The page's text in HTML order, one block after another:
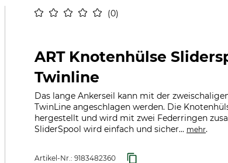
0
ART Knotenhülse
Twinline
Das lange Ankerseil kann mit der
TwinLine angeschlagen werden. Die
hergestellt und wird mit zwei Federringen
SliderSpool wird einfach und sicher... mehr.
Artikel-Nr.: 9183482360